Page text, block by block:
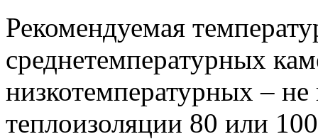
Рекомендуемая
среднетемпературных
низкотемпературных –
теплоизоляции 80 или